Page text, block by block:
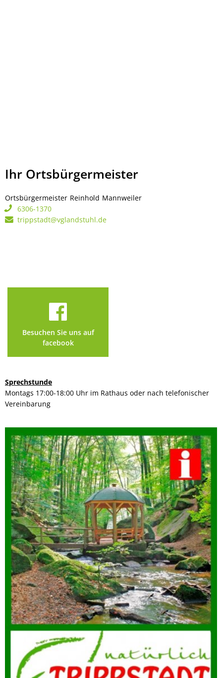
Ihr Ortsbürgermeister
Ortsbürgermeister Reinhold Mannweiler
6306-1370
trippstadt@vglandstuhl.de
Besuchen Sie uns auf
facebook
Sprechstunde
Montags 17:00-18:00 Uhr im Rathaus oder nach telefonischer
Vereinbarung